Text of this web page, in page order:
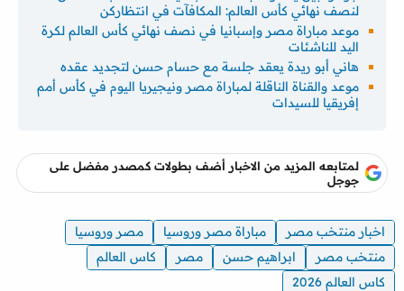
لنصف نهائي كأس العالم: المكافآت في انتظاركن
موعد مباراة مصر وإسبانيا في نصف نهائي كأس العالم لكرة
اليد للناشئات
هاني أبو ريدة يعقد جلسة مع حسام حسن لتجديد عقده
موعد والقناة الناقلة لمباراة مصر ونيجيريا اليوم في كأس أمم
إفريقيا للسيدات
لمتابعه المزيد من الاخبار أضف بطولات كمصدر مفضل على
جوجل
اخبار منتخب مصر مباراة مصر وروسيا
مصر وروسيا
منتخب مصر
ابراهيم حسن مصر
كاس العالم
كاس العالم 2026